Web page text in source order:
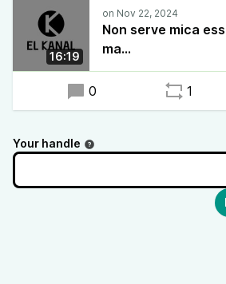
❓ Quali scenari ci aspettano? E
politica locale per mitigare la
🔬 Ne parlano il ricercatore OGS
climatologo Premio Nobel
16:19
Non serve mica
ma...
0 1
Your handle